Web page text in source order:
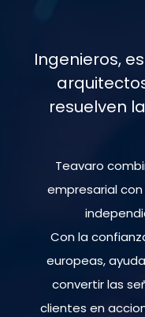
Ingenieros,
resuelven
Teavaro
empresarial
Con la
europeas,
convertir las
clientes en